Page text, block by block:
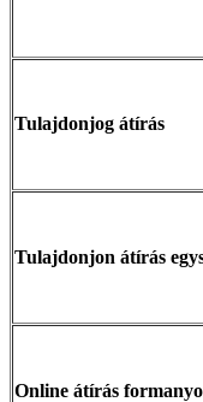
Tulajdonjog átírás
Tulajdonjon átírás
Online átírás